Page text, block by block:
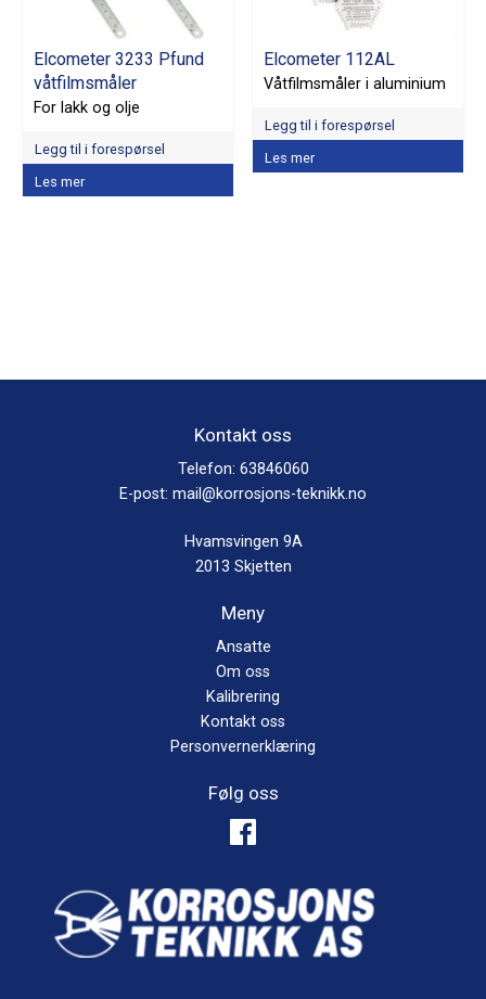
på
produktsiden
Elcometer 3233 Pfund
våtfilmsmåler
For lakk og olje
Legg til i forespørsel
Les mer
Elcometer 112AL
Våtfilmsmåler i aluminium
Legg til i forespørsel
Les mer
Kontakt oss
Telefon: 63846060
E-post: mail@korrosjons-teknikk.no
Hvamsvingen 9A
2013 Skjetten
Meny
Ansatte
Om oss
Kalibrering
Kontakt oss
Personvernerklæring
Følg oss